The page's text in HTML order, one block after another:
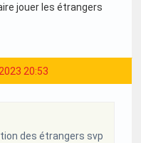
jouer les étrangers
20:53
des étrangers svp